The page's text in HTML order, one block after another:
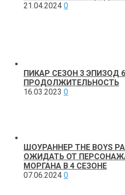
21.04.2024 0
ПИКАР СЕЗОН 3 ЭПИЗОД
ПРОДОЛЖИТЕЛЬНОСТЬ
16.03.2023 0
ШОУРАННЕР THE BOYS
ОЖИДАТЬ ОТ
МОРГАНА В 4 СЕЗОНЕ
07.06.2024 0